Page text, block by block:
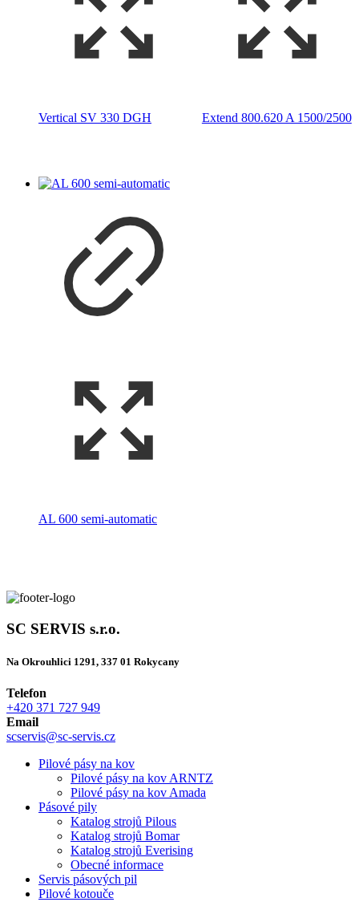
Vertical SV 330 DGH Extend 800.620 A 1500/2500
AL 600 semi-automatic
SC SERVIS s.r.o.
Na Okrouhlici 1291, 337 01 Rokycany
Telefon
+420 371 727 949
Email
scservis@sc-servis.cz
Pilové pásy na kov
Pilové pásy na kov ARNTZ
Pilové pásy na kov Amada
Pásové pily
Katalog strojů Pilous
Katalog strojů Bomar
Katalog strojů Everising
Obecné informace
Servis pásových pil
Pilové kotouče